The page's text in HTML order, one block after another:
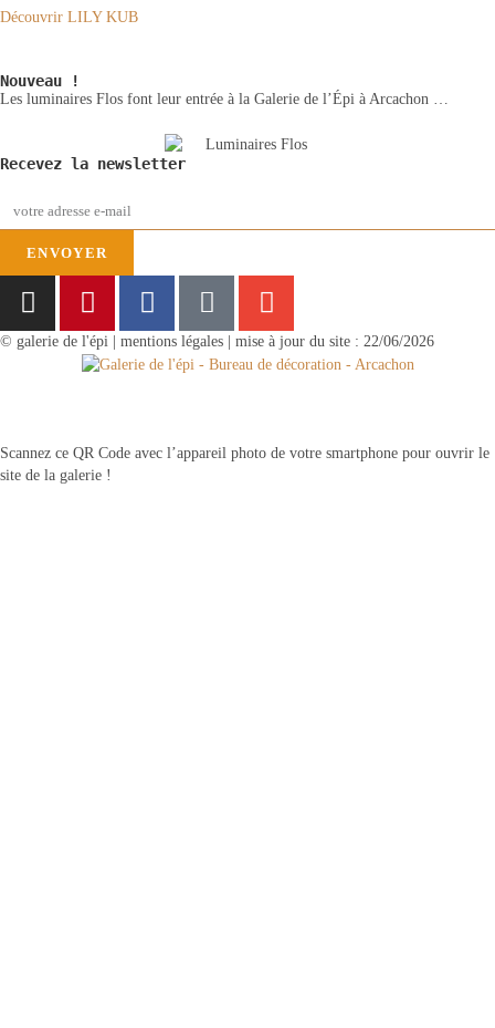
Découvrir LILY KUB
Nouveau !
Les luminaires Flos font leur entrée à la Galerie de l’Épi à Arcachon …
Recevez la newsletter
ENVOYER
© galerie de l'épi | mentions légales | mise à jour du site : 22/06/2026
Scannez ce QR Code avec l’appareil photo de votre smartphone pour ouvrir le
site de la galerie !